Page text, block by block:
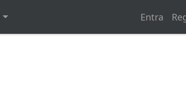
Entra